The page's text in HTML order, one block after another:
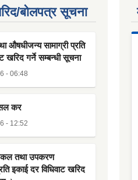
बोलपत्र सूचना
औषधीजन्य सामाग्री प्रति
खरिद गर्ने सम्बन्धी सूचना
- 06:48
कर
- 12:52
तथा उपकरण
इकाई दर विधिवाट खरिद